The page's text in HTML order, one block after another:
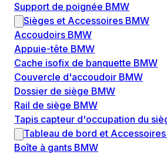
Support de poignée BMW
Sièges et Accessoires BMW
Accoudoirs BMW
Appuie-tête BMW
Cache isofix de banquette BMW
Couvercle d'accoudoir BMW
Dossier de siège BMW
Rail de siège BMW
Tapis capteur d'occupation du
Tableau de bord et
Boîte à gants BMW